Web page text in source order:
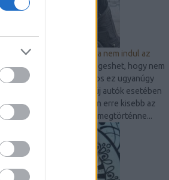
9 dolog, amit ellenőrizz, ha nem indul az
autóBárkivel, bármikor megeshet, hogy nem
indul be gépjárműve. Sajnos ez ugyanúgy
előfordulhat használt és új autók esetében
is, persze az újak esetében erre kisebb az
esély. Amennyiben mégis megtörténne...